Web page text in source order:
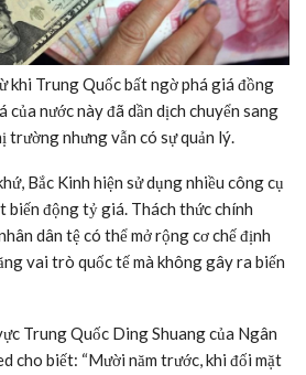
khi Trung Quốc bất ngờ phá giá đồng
của nước này đã dần dịch chuyển sang
trường nhưng vẫn có sự quản lý.
Bắc Kinh hiện sử dụng nhiều công cụ
biến động tỷ giá. Thách thức chính
dân tệ có thể mở rộng cơ chế định
vai trò quốc tế mà không gây ra biến
Trung Quốc Ding Shuang của Ngân
cho biết: “Mười năm trước, khi đối mặt